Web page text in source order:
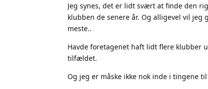
Jeg synes, det er lidt svært at finde den
klubben de senere år. Og alligevel vil
meste..
Havde foretagenet haft lidt flere klubber
tilfældet.
Og jeg er måske ikke nok inde i tingene